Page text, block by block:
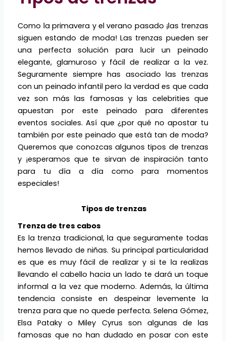
Como la primavera y el verano pasado ¡las trenzas
siguen estando de moda! Las trenzas pueden ser
una perfecta solución para lucir un peinado
elegante, glamuroso y fácil de realizar a la vez.
Seguramente siempre has asociado las trenzas
con un peinado infantil pero la verdad es que cada
vez son más las famosas y las celebrities que
apuestan por este peinado para diferentes
eventos sociales. Así que ¿por qué no apostar tu
también por este peinado que está tan de moda?
Queremos que conozcas algunos tipos de trenzas
y ¡esperamos que te sirvan de inspiración tanto
para tu día a día como para momentos
especiales!
Tipos de trenzas
Trenza de tres cabos
Es la trenza tradicional, la que seguramente todas
hemos llevado de niñas. Su principal particularidad
es que es muy fácil de realizar y si te la realizas
llevando el cabello hacia un lado te dará un toque
informal a la vez que moderno. Además, la última
tendencia consiste en despeinar levemente la
trenza para que no quede perfecta. Selena Gómez,
Elsa Pataky o Miley Cyrus son algunas de las
famosas que no han dudado en posar con este